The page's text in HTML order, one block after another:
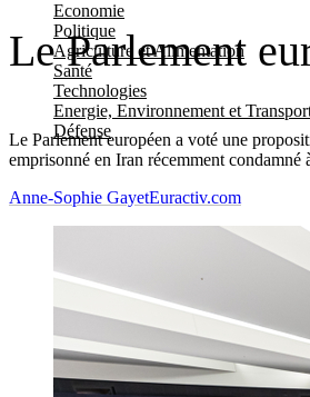
Economie
Politique
Agriculture et Alimentation
Santé
Technologies
Energie, Environnement et
Défense
Le Parlement
Le Parlement européen a voté une
emprisonné en Iran récemment
Anne-Sophie GayetEuractiv.com